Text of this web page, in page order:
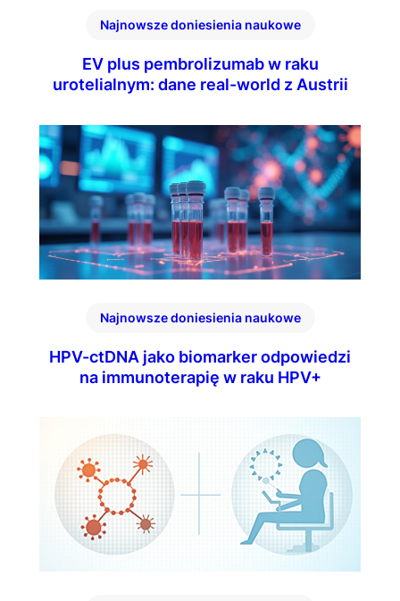
Najnowsze doniesienia naukowe
EV plus pembrolizumab w raku
urotelialnym: dane real-world z Austrii
Najnowsze doniesienia naukowe
HPV-ctDNA jako biomarker odpowiedzi
na immunoterapię w raku HPV+